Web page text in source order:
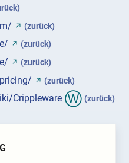
(zurück)
(zurück)
(zurück)
(zurück)
Crippleware (zurück)